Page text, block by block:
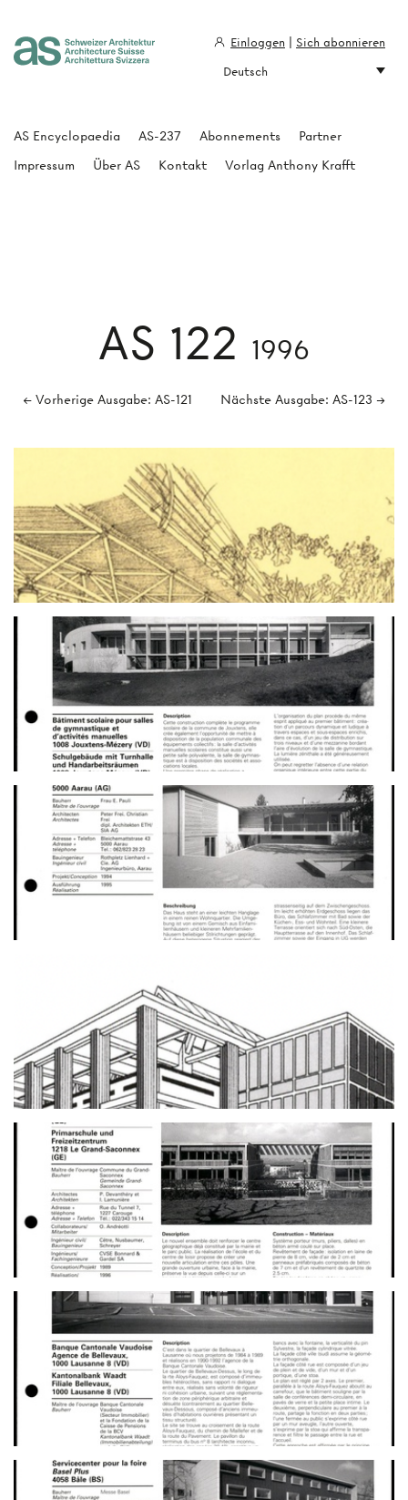
AS 122 1996
← Vorherige Ausgabe: AS-121 Nächste Ausgabe: AS-123 →
AS Encyclopaedia AS-237 Abonnements
Partner
Impressum
Über AS Kontakt Vorlag Anthony Krafft
Einloggen
Sich abonnieren
Deutsch